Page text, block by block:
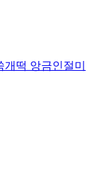
개떡 앙금인절미